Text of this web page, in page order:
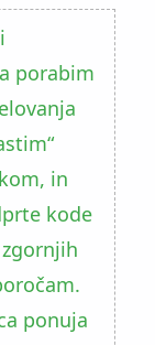
porabim
in
kode
ponuja